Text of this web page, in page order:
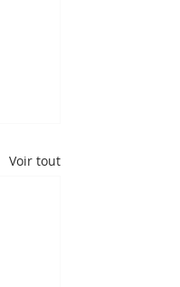
Voir tout